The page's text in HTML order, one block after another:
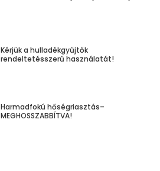
Kérjük a hulladékgyűjtők
rendeltetésszerű használatát!
Harmadfokú hőségriasztás–
MEGHOSSZABBÍTVA!